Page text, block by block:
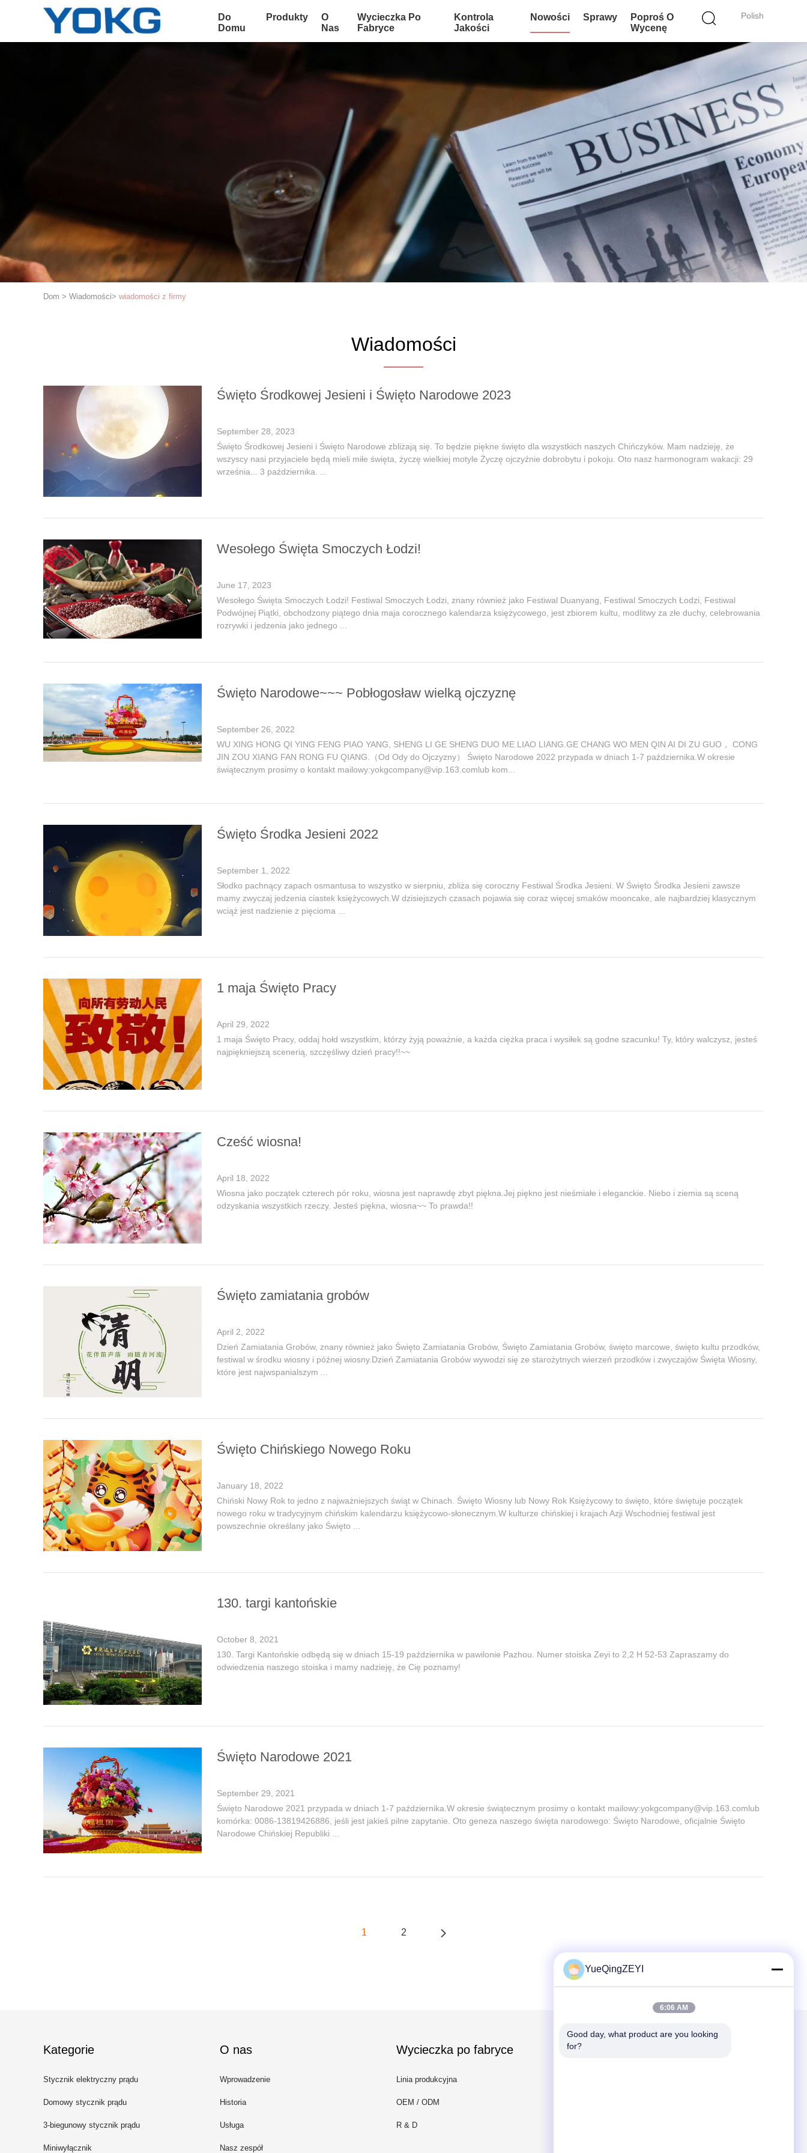
Polish
Do
Domu
Produkty
O
Nas
Wycieczka Po
Fabryce
Kontrola
Jakości
Nowości Sprawy
Poproś O
Wycenę
Dom > Wiadomości> wiadomości z firmy
Wiadomości
Święto Środkowej Jesieni i Święto Narodowe 2023
September 28, 2023
Święto Środkowej Jesieni i Święto Narodowe zbliżają się. To będzie piękne święto dla wszystkich naszych Chińczyków. Mam nadzieję, że
wszyscy nasi przyjaciele będą mieli miłe święta, życzę wielkiej motyle Życzę ojczyźnie dobrobytu i pokoju. Oto nasz harmonogram wakacji: 29
września... 3 października. ...
Wesołego Święta Smoczych Łodzi!
June 17, 2023
Wesołego Święta Smoczych Łodzi! Festiwal Smoczych Łodzi, znany również jako Festiwal Duanyang, Festiwal Smoczych Łodzi, Festiwal
Podwójnej Piątki, obchodzony piątego dnia maja corocznego kalendarza księżycowego, jest zbiorem kultu, modlitwy za złe duchy, celebrowania
rozrywki i jedzenia jako jednego ...
Święto Narodowe~~~ Pobłogosław wielką ojczyznę
September 26, 2022
WU XING HONG QI YING FENG PIAO YANG, SHENG LI GE SHENG DUO ME LIAO LIANG.GE CHANG WO MEN QIN AI DI ZU GUO， CONG
JIN ZOU XIANG FAN RONG FU QIANG.（Od Ody do Ojczyzny） Święto Narodowe 2022 przypada w dniach 1-7 października.W okresie
świątecznym prosimy o kontakt mailowy:yokgcompany@vip.163.comlub kom...
Święto Środka Jesieni 2022
September 1, 2022
Słodko pachnący zapach osmantusa to wszystko w sierpniu, zbliża się coroczny Festiwal Środka Jesieni. W Święto Środka Jesieni zawsze
mamy zwyczaj jedzenia ciastek księżycowych.W dzisiejszych czasach pojawia się coraz więcej smaków mooncake, ale najbardziej klasycznym
wciąż jest nadzienie z pięcioma ...
1 maja Święto Pracy
April 29, 2022
1 maja Święto Pracy, oddaj hołd wszystkim, którzy żyją poważnie, a każda ciężka praca i wysiłek są godne szacunku! Ty, który walczysz, jesteś
najpiękniejszą scenerią, szczęśliwy dzień pracy!!~~
Cześć wiosna!
April 18, 2022
Wiosna jako początek czterech pór roku, wiosna jest naprawdę zbyt piękna.Jej piękno jest nieśmiałe i eleganckie. Niebo i ziemia są sceną
odzyskania wszystkich rzeczy. Jesteś piękna, wiosna~~ To prawda!!
Święto zamiatania grobów
April 2, 2022
Dzień Zamiatania Grobów, znany również jako Święto Zamiatania Grobów, Święto Zamiatania Grobów, święto marcowe, święto kultu przodków,
festiwal w środku wiosny i późnej wiosny.Dzień Zamiatania Grobów wywodzi się ze starożytnych wierzeń przodków i zwyczajów Święta Wiosny,
które jest najwspanialszym ...
Święto Chińskiego Nowego Roku
January 18, 2022
Chiński Nowy Rok to jedno z najważniejszych świąt w Chinach. Święto Wiosny lub Nowy Rok Księżycowy to święto, które świętuje początek
nowego roku w tradycyjnym chińskim kalendarzu księżycowo-słonecznym.W kulturze chińskiej i krajach Azji Wschodniej festiwal jest
powszechnie określany jako Święto ...
130. targi kantońskie
October 8, 2021
130. Targi Kantońskie odbędą się w dniach 15-19 października w pawilonie Pazhou. Numer stoiska Zeyi to 2,2 H 52-53 Zapraszamy do
odwiedzenia naszego stoiska i mamy nadzieję, że Cię poznamy!
Święto Narodowe 2021
September 29, 2021
Święto Narodowe 2021 przypada w dniach 1-7 października.W okresie świątecznym prosimy o kontakt mailowy:yokgcompany@vip.163.comlub
komórka: 0086-13819426886, jeśli jest jakieś pilne zapytanie. Oto geneza naszego święta narodowego: Święto Narodowe, oficjalnie Święto
Narodowe Chińskiej Republiki ...
1 2
Kategorie
Stycznik elektryczny prądu
przemiennego
Domowy stycznik prądu
przemiennego
3-biegunowy stycznik prądu
przemiennego
Miniwyłącznik
O nas
Wprowadzenie
Historia
Usługa
Nasz zespół
Wycieczka po fabryce
Linia produkcyjna
OEM / ODM
R & D
Napisz do nas
YueQingZEYI
6:06 AM
Good day, what product are you looking
for?